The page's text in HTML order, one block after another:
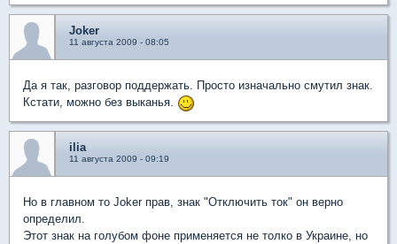
Joker
11 августа 2009 - 08:05
Да я так, разговор поддержать. Просто изначально смутил знак.
Кстати, можно без выканья.
ilia
11 августа 2009 - 09:19
Но в главном то Joker прав, знак "Отключить ток" он верно
определил.
Этот знак на голубом фоне применяется не толко в Украине, но